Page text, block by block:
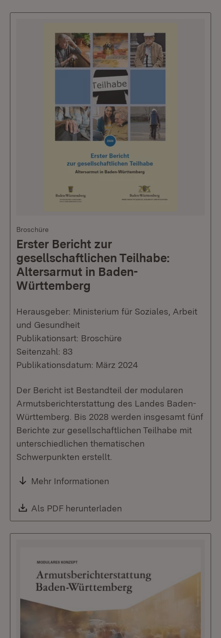
Broschüre
Erster Bericht zur
gesellschaftlichen Teilhabe:
Altersarmut in Baden-
Württemberg
Herausgeber: Ministerium für Soziales, Arbeit
und Gesundheit
Publikationsart: Broschüre
Seitenzahl: 83
Publikationsdatum: März 2024
Der Bericht ist Bestandteil der modularen
Armutsberichterstattung des Landes Baden-
Württemberg. Bis 2028 werden insgesamt fünf
Berichte zur gesellschaftlichen Teilhabe mit
unterschiedlichen thematischen
Schwerpunkten erstellt.
Mehr Informationen
Download:
Als PDF herunterladen